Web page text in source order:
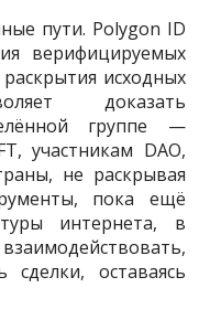
пути. Polygon ID
верифицируемых
исходных
доказать
группе —
участникам DAO,
не раскрывая
пока ещё
интернета, в
оставаясь